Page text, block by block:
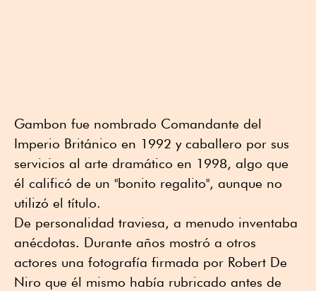
Gambon fue nombrado Comandante del
Imperio Británico en 1992 y caballero por sus
servicios al arte dramático en 1998, algo que
él calificó de un "bonito regalito", aunque no
utilizó el título.
De personalidad traviesa, a menudo inventaba
anécdotas. Durante años mostró a otros
actores una fotografía firmada por Robert De
Niro que él mismo había rubricado antes de